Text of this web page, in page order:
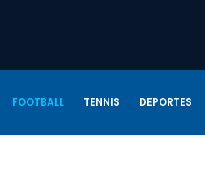
FOOTBALL TENNIS DEPORTES